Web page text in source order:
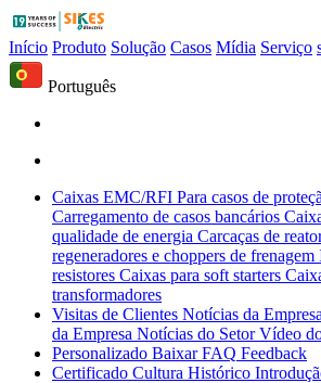
Início Produto Solução Casos Mídia Serviço
Português
Caixas EMC/RFI Para casos de
Carregamento de casos bancários
qualidade de energia Carcaças de
regeneradores e choppers de frenagem
resistores Caixas para soft starters
transformadores
Visitas de Clientes Notícias da Empresa
da Empresa Notícias do Setor Vídeo
Personalizado Baixar FAQ Feedback
Certificado Cultura Histórico